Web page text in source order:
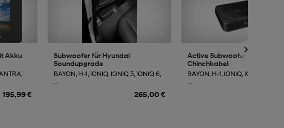
Akku
195,99 €
Subwoofer für Hyundai
Soundupgrade
BAYON, H-1, IONIQ, IONIQ 5, IONIQ 6,
...
265,00 €
Active Subwoofer mit
Chinchkabel
BAYON, H-1, IONIQ, IONIQ 5,
...